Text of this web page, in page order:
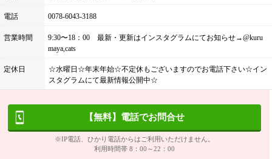
電話 0078-6043-3188
営業時間
9:30〜18：00 最新・更新はインスタグラムにてお知らせ→@kuru
maya,cats
定休日
☆水曜日☆年末年始☆不定休もございますのでお電話下さい☆イン
スタグラムにて最新情報公開中☆
【無料】電話でお問合せ
※IP電話、ひかり電話からはご利用いただけません。
利用時間帯 8：00～22：00